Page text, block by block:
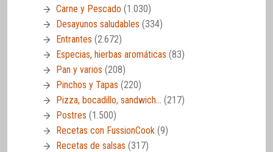
Carne y Pescado (1.030)
Desayunos saludables (334)
Entrantes (2.672)
Especias, hierbas aromáticas (83)
Pan y varios (208)
Pinchos y Tapas (220)
Pizza, bocadillo, sandwich… (217)
Postres (1.500)
Recetas con FussionCook (9)
Recetas de salsas (317)